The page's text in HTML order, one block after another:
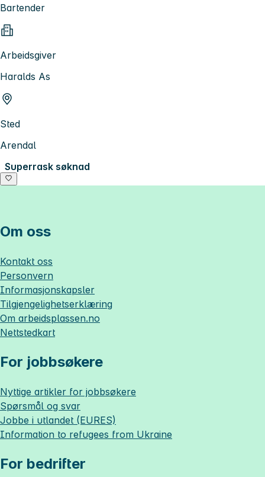
Bartender
Arbeidsgiver
Haralds As
Sted
Arendal
Superrask søknad
Om oss
Kontakt oss
Personvern
Informasjonskapsler
Tilgjengelighetserklæring
Om arbeidsplassen.no
Nettstedkart
For jobbsøkere
Nyttige artikler for jobbsøkere
Spørsmål og svar
Jobbe i utlandet (EURES)
Information to refugees from Ukraine
For bedrifter